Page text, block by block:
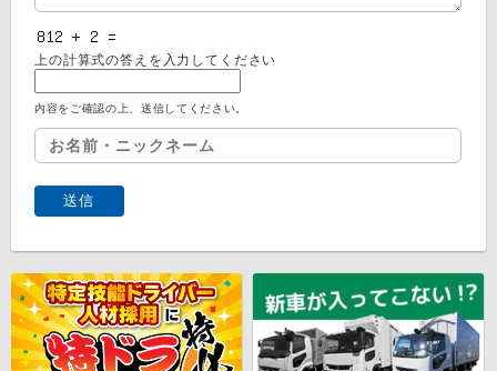
上の計算式の答えを入力してください
内容をご確認の上、送信してください。